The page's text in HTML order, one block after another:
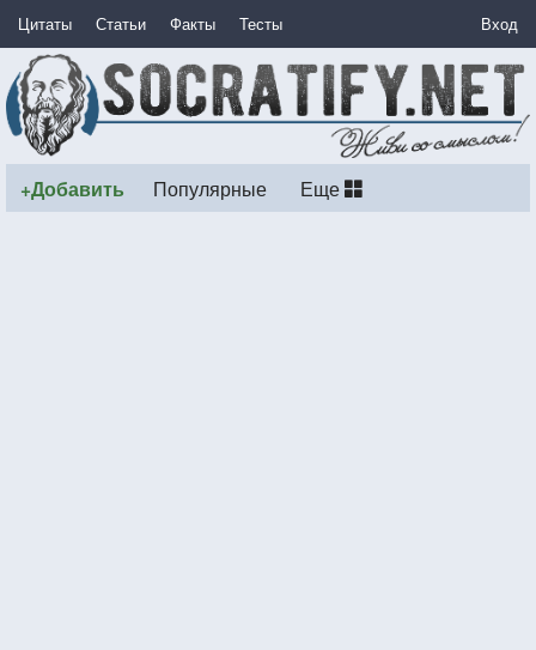
Цитаты Статьи Факты Тесты Вход
+Добавить Популярные Еще